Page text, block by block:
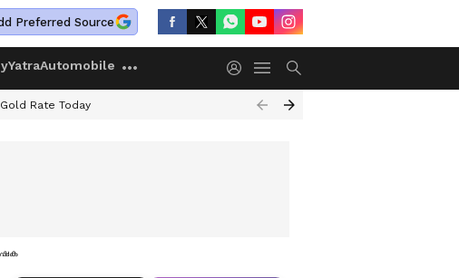
Preferred Source
YatraAutomobile
Gold Rate Today